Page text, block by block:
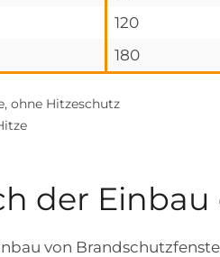
120
180
ohne Hitzeschutz
der
von